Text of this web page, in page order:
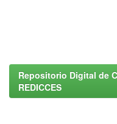
Repositorio Digital de
REDICCES